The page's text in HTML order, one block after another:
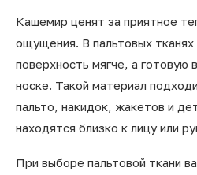
Кашемир ценят за приятное
ощущения. В пальтовых тканях
поверхность мягче, а
носке. Такой материал
пальто, накидок, жакетов и
находятся близко к лицу или
При выборе пальтовой ткани